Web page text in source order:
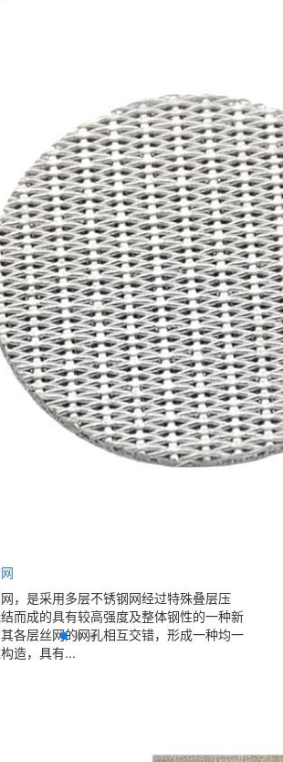
，是采用多层不锈钢网经过特殊叠层压
而成的具有较高强度及整体钢性的一种新
各层丝网的网孔相互交错，形成一种均一
造，具有...